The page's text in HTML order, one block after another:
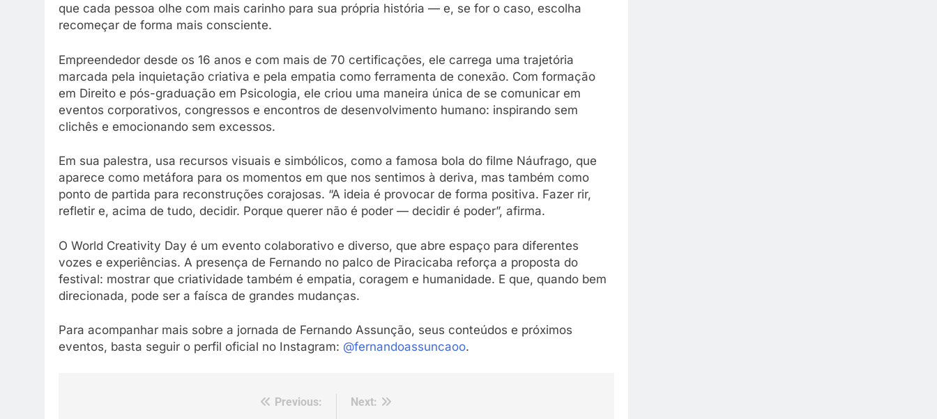
que cada pessoa olhe com mais carinho para sua própria história — e, se for o caso, escolha
recomeçar de forma mais consciente.
Empreendedor desde os 16 anos e com mais de 70 certificações, ele carrega uma trajetória
marcada pela inquietação criativa e pela empatia como ferramenta de conexão. Com formação
em Direito e pós-graduação em Psicologia, ele criou uma maneira única de se comunicar em
eventos corporativos, congressos e encontros de desenvolvimento humano: inspirando sem
clichês e emocionando sem excessos.
Em sua palestra, usa recursos visuais e simbólicos, como a famosa bola do filme Náufrago, que
aparece como metáfora para os momentos em que nos sentimos à deriva, mas também como
ponto de partida para reconstruções corajosas. “A ideia é provocar de forma positiva. Fazer rir,
refletir e, acima de tudo, decidir. Porque querer não é poder — decidir é poder”, afirma.
O World Creativity Day é um evento colaborativo e diverso, que abre espaço para diferentes
vozes e experiências. A presença de Fernando no palco de Piracicaba reforça a proposta do
festival: mostrar que criatividade também é empatia, coragem e humanidade. E que, quando bem
direcionada, pode ser a faísca de grandes mudanças.
Para acompanhar mais sobre a jornada de Fernando Assunção, seus conteúdos e próximos
eventos, basta seguir o perfil oficial no Instagram: @fernandoassuncaoo.
Previous:
Next: